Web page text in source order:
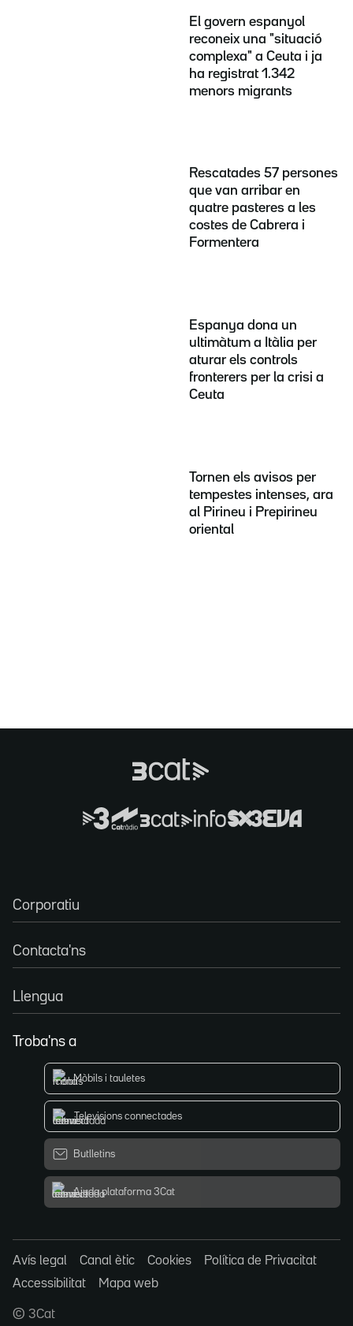
El govern espanyol
reconeix una "situació
complexa" a Ceuta i ja
ha registrat 1.342
menors migrants
Rescatades 57 persones
que van arribar en
quatre pasteres a les
costes de Cabrera i
Formentera
Espanya dona un
ultimàtum a Itàlia per
aturar els controls
fronterers per la crisi a
Ceuta
Tornen els avisos per
tempestes intenses, ara
al Pirineu i Prepirineu
oriental
Corporatiu
Contacta'ns
Llengua
Troba'ns a
Mòbils i tauletes
Televisions connectades
Butlletins
Ajuda plataforma 3Cat
Avís legal Canal ètic Cookies
Política de Privacitat
Accessibilitat
Mapa web
© 3Cat